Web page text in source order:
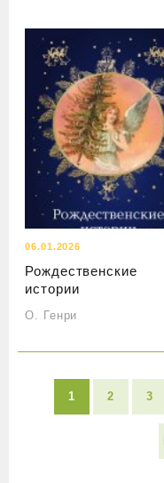
06.01.2026
Рождественские
истории
О. Генри
1 2 3